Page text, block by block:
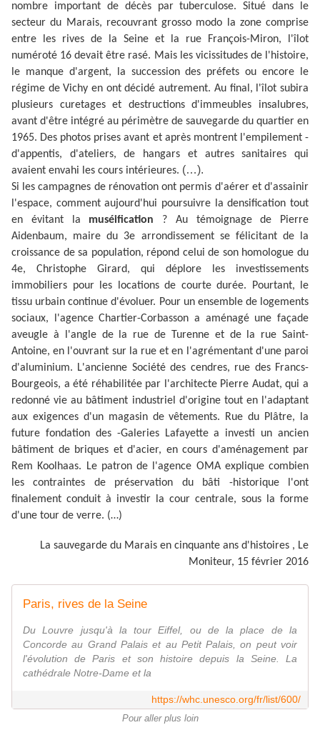
nombre important de décès par tuberculose. Situé dans le
secteur du Marais, recouvrant grosso modo la zone comprise
entre les rives de la Seine et la rue François-Miron, l'îlot
numéroté 16 devait être rasé. Mais les vicissitudes de l'histoire,
le manque d'argent, la succession des préfets ou encore le
régime de Vichy en ont décidé autrement. Au final, l'îlot subira
plusieurs curetages et destructions d'immeubles insalubres,
avant d'être intégré au périmètre de sauvegarde du quartier en
1965. Des photos prises avant et après montrent l'empilement -
d'appentis, d'ateliers, de hangars et autres sanitaires qui
avaient envahi les cours intérieures. (…).
Si les campagnes de rénovation ont permis d'aérer et d'assainir
l'espace, comment aujourd'hui poursuivre la densification tout
en évitant la muséification ? Au témoignage de Pierre
Aidenbaum, maire du 3e arrondissement se félicitant de la
croissance de sa population, répond celui de son homologue du
4e, Christophe Girard, qui déplore les investissements
immobiliers pour les locations de courte durée. Pourtant, le
tissu urbain continue d'évoluer. Pour un ensemble de logements
sociaux, l'agence Chartier-Corbasson a aménagé une façade
aveugle à l'angle de la rue de Turenne et de la rue Saint-
Antoine, en l'ouvrant sur la rue et en l'agrémentant d'une paroi
d'aluminium. L'ancienne Société des cendres, rue des Francs-
Bourgeois, a été réhabilitée par l'architecte Pierre Audat, qui a
redonné vie au bâtiment industriel d'origine tout en l'adaptant
aux exigences d'un magasin de vêtements. Rue du Plâtre, la
future fondation des -Galeries Lafayette a investi un ancien
bâtiment de briques et d'acier, en cours d'aménagement par
Rem Koolhaas. Le patron de l'agence OMA explique combien
les contraintes de préservation du bâti -historique l'ont
finalement conduit à investir la cour centrale, sous la forme
d'une tour de verre. (…)
La sauvegarde du Marais en cinquante ans d'histoires , Le
Moniteur, 15 février 2016
Paris, rives de la Seine
Du Louvre jusqu'à la tour Eiffel, ou de la place de la
Concorde au Grand Palais et au Petit Palais, on peut voir
l'évolution de Paris et son histoire depuis la Seine. La
cathédrale Notre-Dame et la
https://whc.unesco.org/fr/list/600/
Pour aller plus loin